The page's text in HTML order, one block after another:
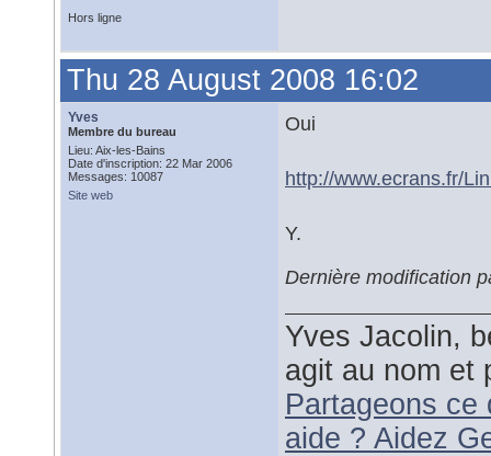
Hors ligne
Thu 28 August 2008 16:02
Yves
Membre du bureau
Lieu: Aix-les-Bains
Date d'inscription: 22 Mar 2006
Messages: 10087
Site web
Oui
http://www.ecrans.fr/
Y.
Dernière modification
Yves Jacolin,
agit au nom et
Partageons ce
aide ? Aidez